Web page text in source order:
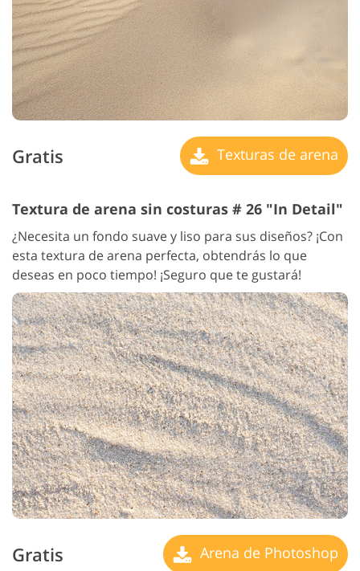
Gratis Texturas de arena
Textura de arena sin costuras # 26 "In Detail"
¿Necesita un fondo suave y liso para sus diseños? ¡Con
esta textura de arena perfecta, obtendrás lo que
deseas en poco tiempo! ¡Seguro que te gustará!
Gratis Arena de Photoshop